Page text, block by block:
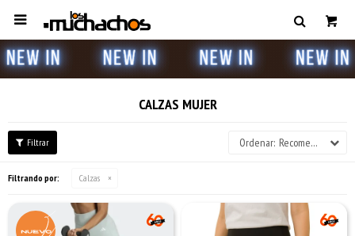

CALZAS MUJER
Recomendados
Filtrando por: Calzas